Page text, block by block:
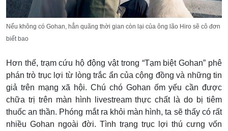
Nếu không có Gohan, hẳn quãng thời gian còn lại của ông lão Hiro sẽ cô đơn
biết bao
Hơn thế, trạm cứu hộ động vật trong “Tạm biệt Gohan” phê
phán trò trục lợi từ lòng trắc ẩn của cộng đồng và những tin
giả trên mạng xã hội. Chú chó Gohan ốm yếu cần được
chữa trị trên màn hình livestream thực chất là do bị tiêm
thuốc an thần. Phóng mắt ra khỏi màn hình, ta sẽ thấy có rất
nhiều Gohan ngoài đời. Tình trạng trục lợi thú cưng vốn